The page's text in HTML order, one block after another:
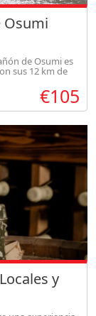
Osumi
de Osumi es
sus 12 km de
€105
y